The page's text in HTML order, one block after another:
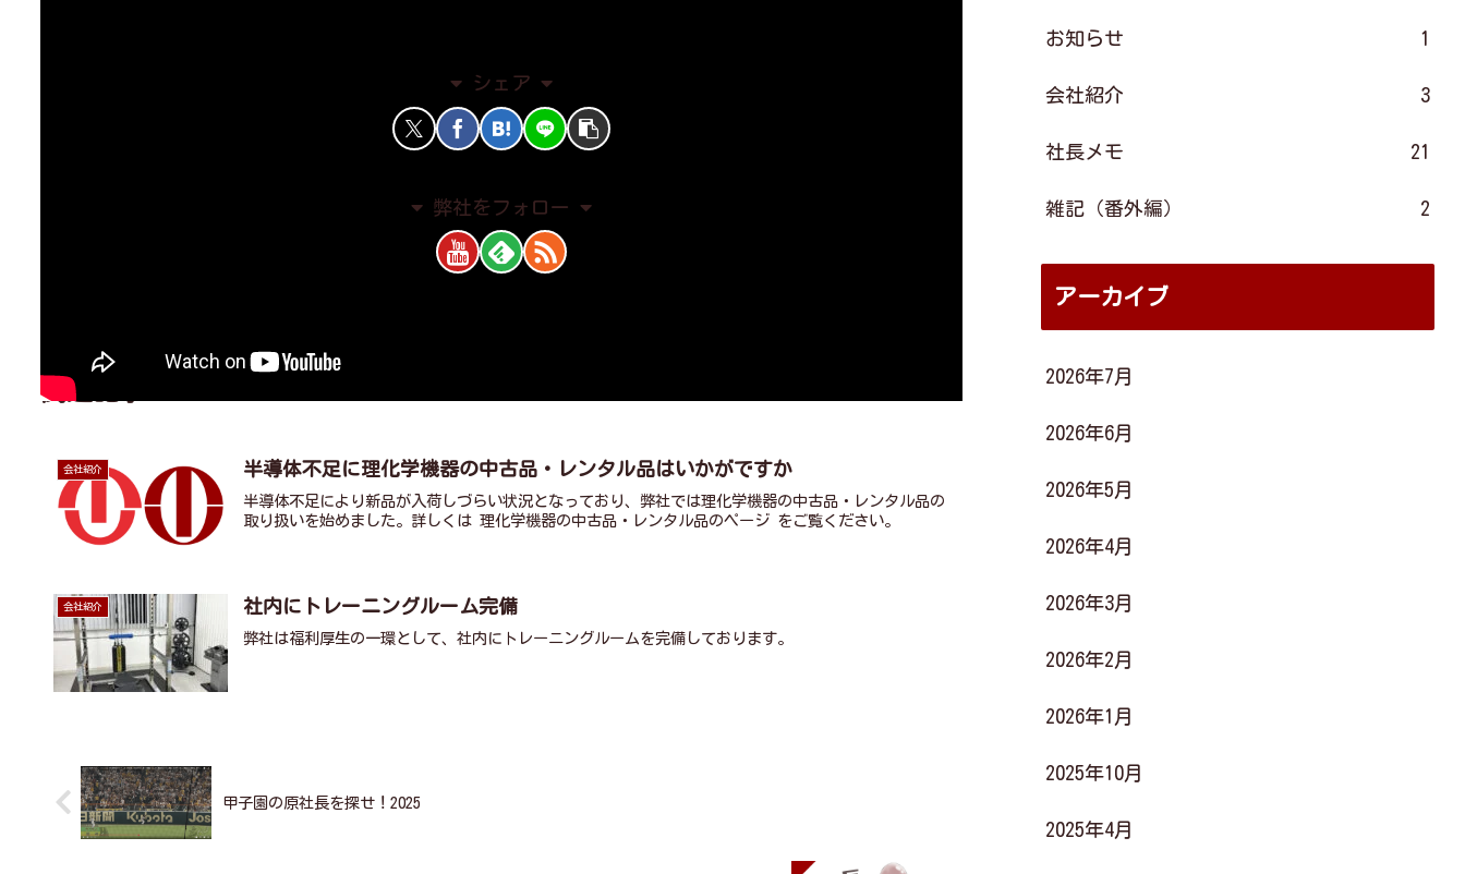
シェア
弊社をフォロー
関連記事
会社紹介 半導体不足に理化学機器の中古品・レンタル品はいかがですか
半導体不足により新品が入荷しづらい状況となっており、弊社では理化学機器の中古品・レンタル品の
取り扱いを始めました。詳しくは 理化学機器の中古品・レンタル品のページ をご覧ください。
会社紹介 社内にトレーニングルーム完備
弊社は福利厚生の一環として、社内にトレーニングルームを完備しております。
甲子園の原社長を探せ！2025
お知らせ 1
会社紹介 3
社長メモ 21
雑記（番外編） 2
アーカイブ
2026年7月
2026年6月
2026年5月
2026年4月
2026年3月
2026年2月
2026年1月
2025年10月
2025年4月